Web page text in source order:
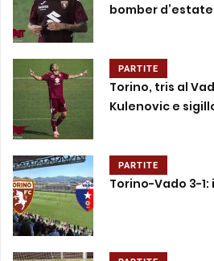
bomber
PARTITE
Torino, tris al
Kulenovic e
PARTITE
Torino-Vado 3-